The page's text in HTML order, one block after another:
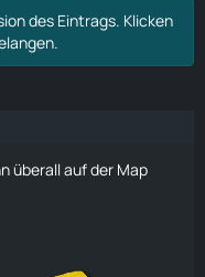
des Eintrags. Klicken
überall auf der Map